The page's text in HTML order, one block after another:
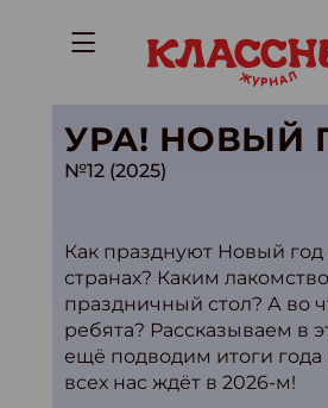
УРА! НОВЫЙ
№12 (2025)
Как празднуют Новый год
странах? Каким
праздничный стол? А во
ребята? Рассказываем в
ещё подводим итоги года
всех нас ждёт в 2026-м!